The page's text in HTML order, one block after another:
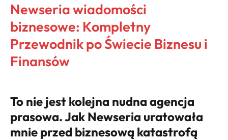
Newseria wiadomości
biznesowe: Kompletny
Przewodnik po Świecie Biznesu i
Finansów
To nie jest kolejna nudna agencja
prasowa. Jak Newseria uratowała
mnie przed biznesową katastrofą